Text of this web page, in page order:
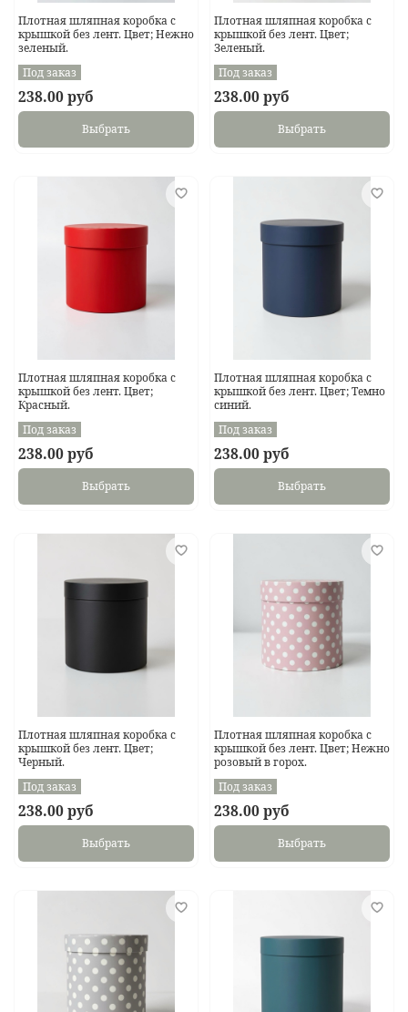
Плотная шляпная коробка с
крышкой без лент. Цвет; Нежно
зеленый.
Под заказ
238.00 руб
Выбрать
Плотная шляпная коробка с
крышкой без лент. Цвет;
Зеленый.
Под заказ
238.00 руб
Выбрать
Плотная шляпная коробка с
крышкой без лент. Цвет;
Красный.
Под заказ
238.00 руб
Выбрать
Плотная шляпная коробка с
крышкой без лент. Цвет; Темно
синий.
Под заказ
238.00 руб
Выбрать
Плотная шляпная коробка с
крышкой без лент. Цвет;
Черный.
Под заказ
238.00 руб
Выбрать
Плотная шляпная коробка с
крышкой без лент. Цвет; Нежно
розовый в горох.
Под заказ
238.00 руб
Выбрать